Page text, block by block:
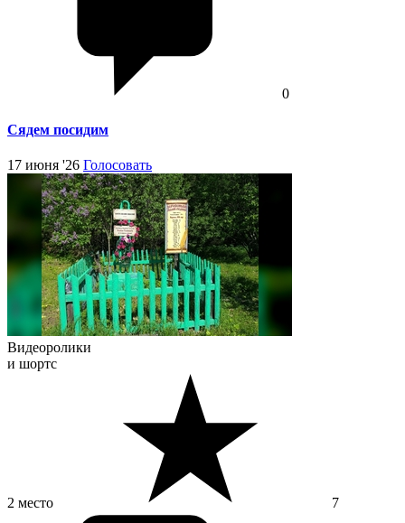
0
Сядем посидим
17 июня '26 Голосовать
Видеоролики
и шортс
2 место 7